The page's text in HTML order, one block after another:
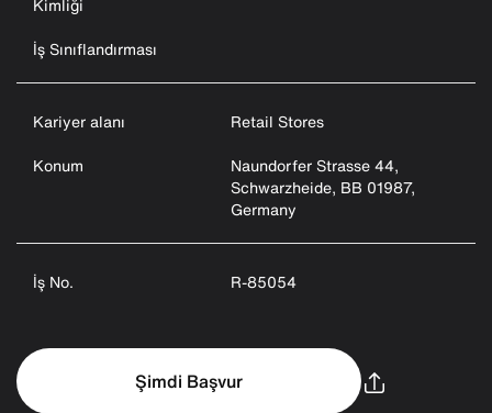
Kimliği
İş Sınıflandırması
Kariyer alanı
Retail Stores
Konum
Naundorfer Strasse 44,
Schwarzheide, BB 01987,
Germany
İş No. R-85054
Şimdi Başvur